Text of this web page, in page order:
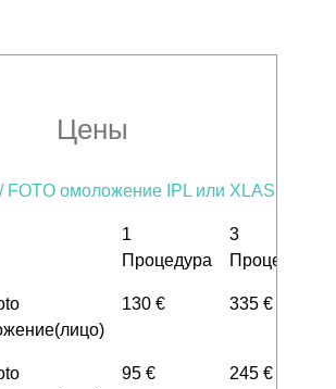
Цены
FOTO омоложение IPL или XLASE
1
Процедура
3
Процедуры
130 € 335 €
95 € 245 €